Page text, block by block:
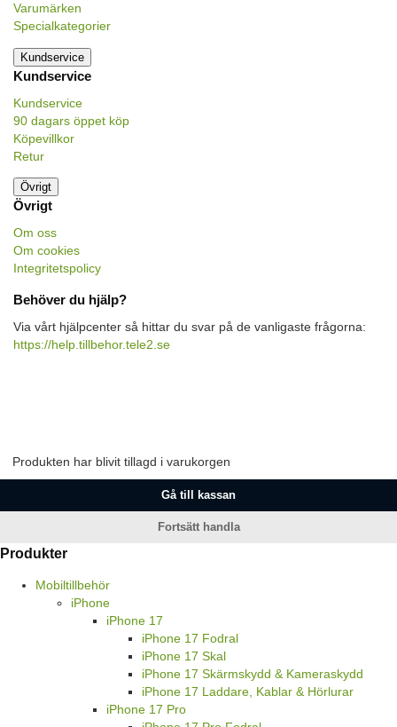
Varumärken
Specialkategorier
Kundservice
Kundservice
Kundservice
90 dagars öppet köp
Köpevillkor
Retur
Övrigt
Övrigt
Om oss
Om cookies
Integritetspolicy
Behöver du hjälp?
Via vårt hjälpcenter så hittar du svar på de vanligaste frågorna:
https://help.tillbehor.tele2.se
Produkten har blivit tillagd i varukorgen
Gå till kassan
Fortsätt handla
Produkter
Mobiltillbehör
iPhone
iPhone 17
iPhone 17 Fodral
iPhone 17 Skal
iPhone 17 Skärmskydd & Kameraskydd
iPhone 17 Laddare, Kablar & Hörlurar
iPhone 17 Pro